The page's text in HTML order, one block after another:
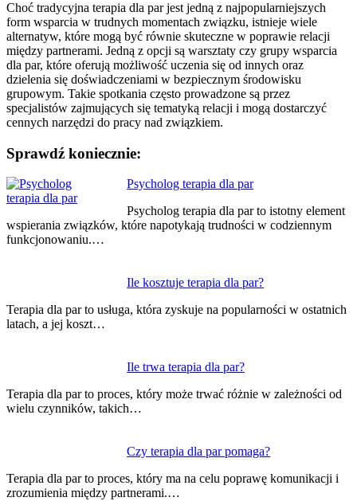
Choć tradycyjna terapia dla par jest jedną z najpopularniejszych
form wsparcia w trudnych momentach związku, istnieje wiele
alternatyw, które mogą być równie skuteczne w poprawie relacji
między partnerami. Jedną z opcji są warsztaty czy grupy wsparcia
dla par, które oferują możliwość uczenia się od innych oraz
dzielenia się doświadczeniami w bezpiecznym środowisku
grupowym. Takie spotkania często prowadzone są przez
specjalistów zajmujących się tematyką relacji i mogą dostarczyć
cennych narzędzi do pracy nad związkiem.
Sprawdź koniecznie:
Psycholog terapia dla par
Psycholog terapia dla par to istotny element
wspierania związków, które napotykają trudności w codziennym
funkcjonowaniu.…
Ile kosztuje terapia dla par?
Terapia dla par to usługa, która zyskuje na popularności w ostatnich
latach, a jej koszt…
Ile trwa terapia dla par?
Terapia dla par to proces, który może trwać różnie w zależności od
wielu czynników, takich…
Czy terapia dla par pomaga?
Terapia dla par to proces, który ma na celu poprawę komunikacji i
zrozumienia między partnerami.…
Nawigacja
wpisu